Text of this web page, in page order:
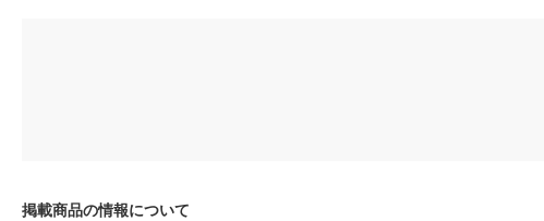
掲載商品の情報について